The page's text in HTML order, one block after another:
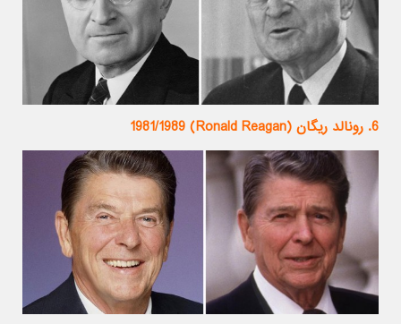
6. رونالد ریگان (Ronald Reagan) 1981/1989